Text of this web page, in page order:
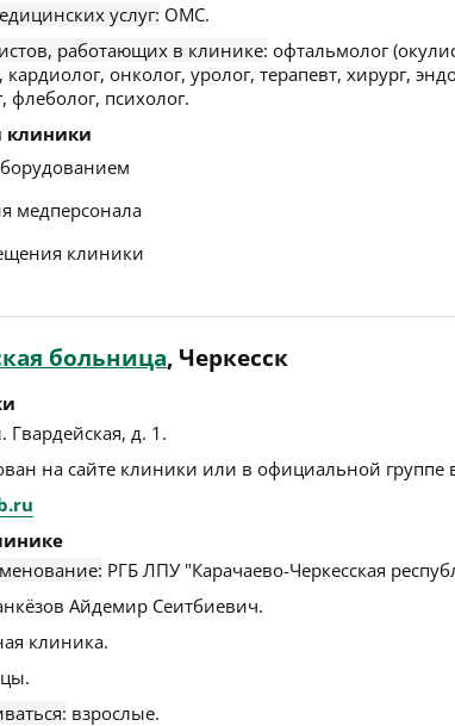
услуг: ОМС.
работающих в клинике: офтальмолог
онколог, уролог, терапевт, хирург,
флеболог, психолог.
клиники
медперсонала
клиники
больница, Черкесск
Гвардейская, д. 1.
на сайте клиники или в официальной группе
РГБ ЛПУ "Карачаево-Черкесская
Айдемир Сеитбиевич.
клиника.
взрослые.